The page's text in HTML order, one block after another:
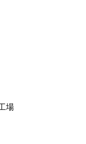
場